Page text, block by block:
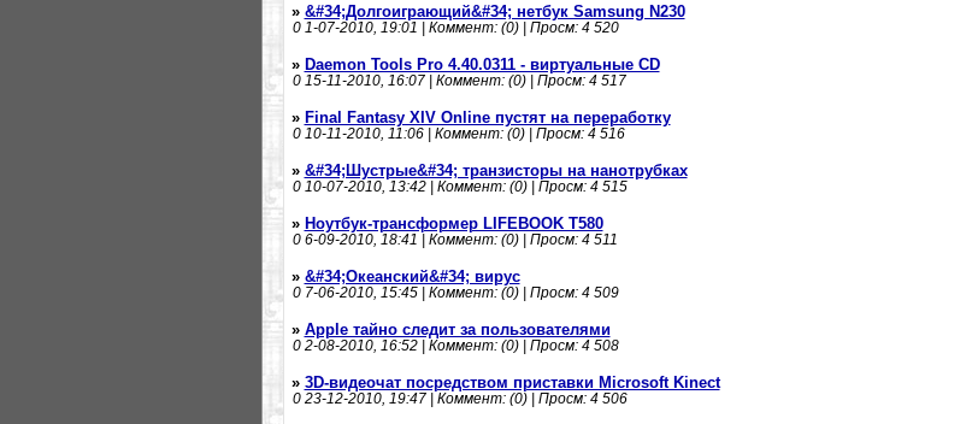
» &#34;Долгоиграющий&#34; нетбук Samsung N230
01-07-2010, 19:01 | Коммент: (0) | Просм: 4 520
» Daemon Tools Pro 4.40.0311 - виртуальные CD
015-11-2010, 16:07 | Коммент: (0) | Просм: 4 517
» Final Fantasy XIV Online пустят на переработку
010-11-2010, 11:06 | Коммент: (0) | Просм: 4 516
» &#34;Шустрые&#34; транзисторы на нанотрубках
010-07-2010, 13:42 | Коммент: (0) | Просм: 4 515
» Ноутбук-трансформер LIFEBOOK T580
06-09-2010, 18:41 | Коммент: (0) | Просм: 4 511
» &#34;Океанский&#34; вирус
07-06-2010, 15:45 | Коммент: (0) | Просм: 4 509
» Apple тайно следит за пользователями
02-08-2010, 16:52 | Коммент: (0) | Просм: 4 508
» 3D-видеочат посредством приставки Microsoft Kinect
023-12-2010, 19:47 | Коммент: (0) | Просм: 4 506